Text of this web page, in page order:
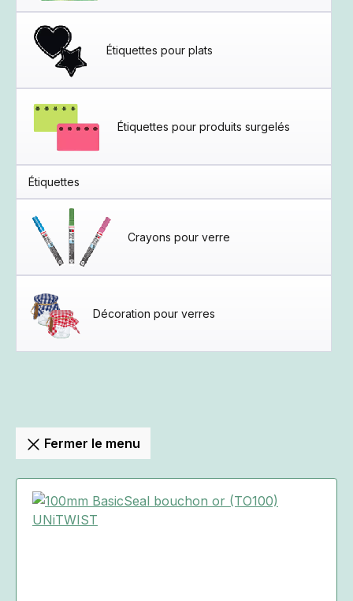
Étiquettes pour plats
Étiquettes pour produits surgelés
Étiquettes
Crayons pour verre
Décoration pour verres
Fermer le menu